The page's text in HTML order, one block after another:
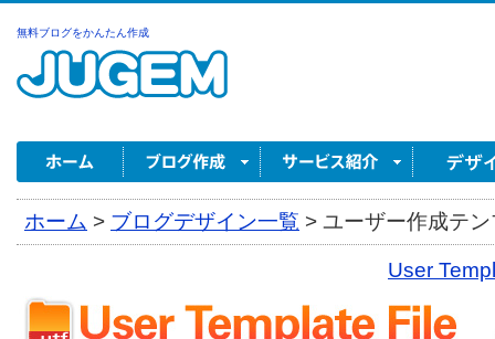
無料ブログをかんたん作成
ホーム > ブログデザイン一覧 > ユーザー作成テ
User